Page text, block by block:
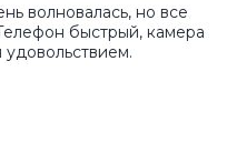
волновалась, но все
быстрый, камера